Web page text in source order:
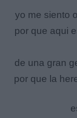
yo me siento
por que aqui
de una gran
por que la